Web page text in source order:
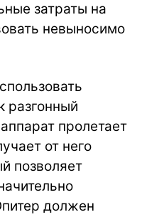
затраты на
невыносимо
разгонный
пролетает
от него
позволяет
должен